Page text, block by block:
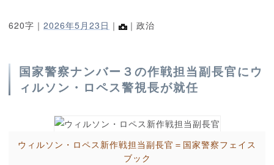
620字｜ 2026年5月23日 ｜ ｜政治
国家警察ナンバー３の作戦担当副長官にウ
ィルソン・ロペス警視長が就任
ウィルソン・ロペス新作戦担当副長官＝国家警察フェイス
ブック